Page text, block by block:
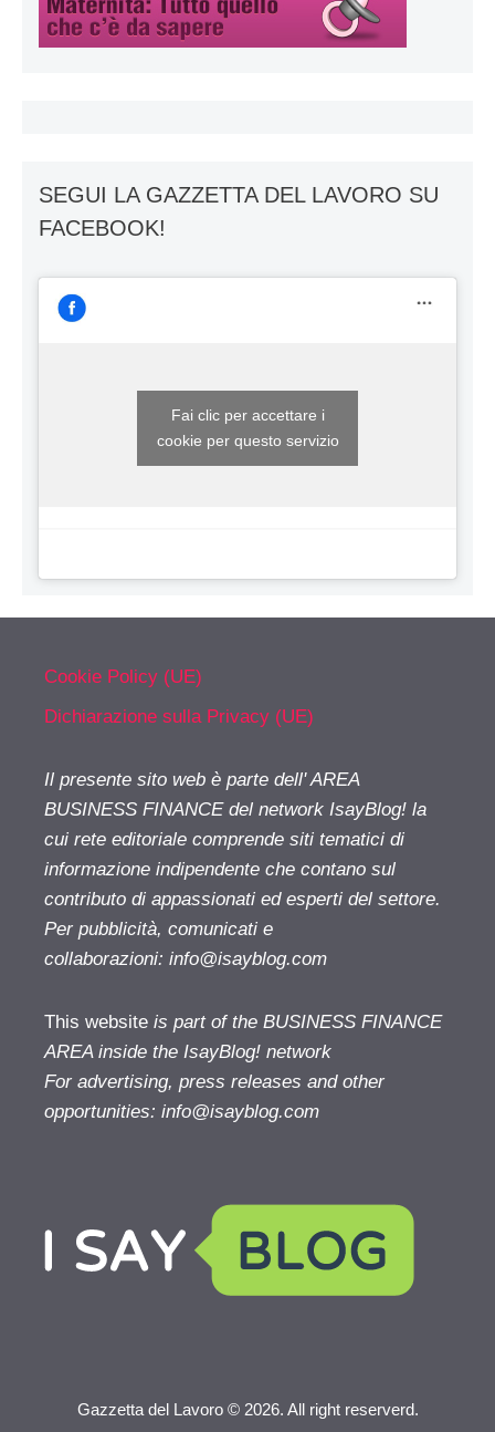
SEGUI LA GAZZETTA DEL LAVORO SU
FACEBOOK!
Fai clic per accettare i
cookie per questo servizio
Cookie Policy (UE)
Dichiarazione sulla Privacy (UE)
Il presente sito web è parte dell' AREA
BUSINESS FINANCE del network IsayBlog! la
cui rete editoriale comprende siti tematici di
informazione indipendente che contano sul
contributo di appassionati ed esperti del settore.
Per pubblicità, comunicati e
collaborazioni: info@isayblog.com
This website is part of the BUSINESS FINANCE
AREA inside the IsayBlog! network
For advertising, press releases and other
opportunities: info@isayblog.com
Gazzetta del Lavoro © 2026. All right reserverd.